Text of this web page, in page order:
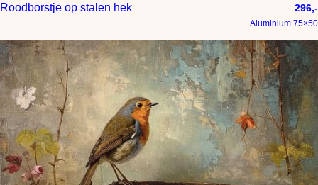
Roodborstje op stalen hek 296,-
Aluminium 75×50